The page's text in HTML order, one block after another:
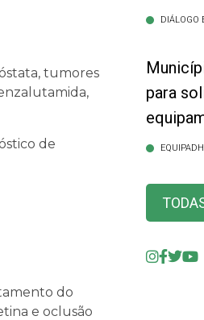
tumores
de
do
e oclusão
DIÁLOGO
para